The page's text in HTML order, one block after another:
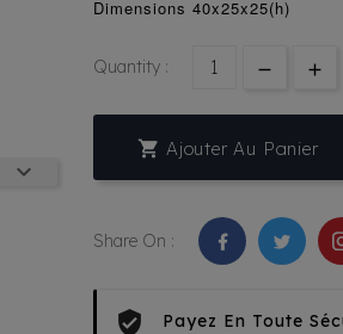

Dimensions 40x25x25(h)
Quantity :
 Ajouter Au Panier
Share On :
Payez En Toute